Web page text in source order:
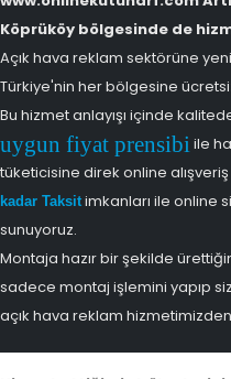
Köprüköy bölgesinde de
Açık hava reklam sektörüne
Türkiye'nin her bölgesine
Bu hizmet anlayışı içinde
uygun fiyat prensibi ile
tüketicisine direk online
kadar Taksitimkanları ile online
sunuyoruz.
Montaja hazır bir şekilde
sadece montaj işlemini yapıp siz
açık hava reklam